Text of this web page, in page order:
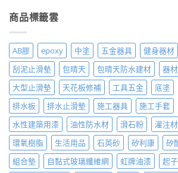
商品標籤雲
AB膠 epoxy 中塗 五金器具 健身器材
刮泥止滑墊
包晴天 包晴天防水建材 器材
大型止滑墊
天花板修補 工具五金 底塗
排水板
排水止滑墊 施工器具 施工手套
水性建築用漆
油性防水材 滑石粉 灌注材
環氧樹脂
生活用品 石英砂 矽利康 矽
組合墊
自黏式玻璃纖維網 虹牌油漆 起